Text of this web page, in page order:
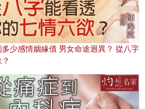
少感情姻緣債 男女命途迥異？ 從八字